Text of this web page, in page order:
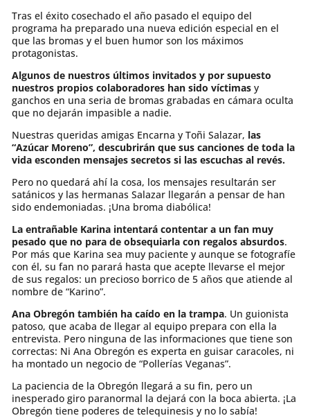
Tras el éxito cosechado el año pasado el equipo del
programa ha preparado una nueva edición especial en el
que las bromas y el buen humor son los máximos
protagonistas.
Algunos de nuestros últimos invitados y por supuesto
nuestros propios colaboradores han sido víctimasy
ganchos en una seria de bromas grabadas en cámara oculta
que no dejarán impasible a nadie.
Nuestras queridas amigas Encarna y Toñi Salazar, las
“Azúcar Moreno”, descubrirán que sus canciones de toda la
vida esconden mensajes secretos si las escuchas al revés.
Pero no quedará ahí la cosa, los mensajes resultarán ser
satánicos y las hermanas Salazar llegarán a pensar de han
sido endemoniadas. ¡Una broma diabólica!
La entrañable Karina intentará contentar a un fan muy
pesado que no para de obsequiarla con regalos absurdos.
Por más que Karina sea muy paciente y aunque se fotografíe
con él, su fan no parará hasta que acepte llevarse el mejor
de sus regalos: un precioso borrico de 5 años que atiende al
nombre de “Karino”.
Ana Obregón también ha caído en la trampa. Un guionista
patoso, que acaba de llegar al equipo prepara con ella la
entrevista. Pero ninguna de las informaciones que tiene son
correctas: Ni Ana Obregón es experta en guisar caracoles, ni
ha montado un negocio de “Pollerías Veganas”.
La paciencia de la Obregón llegará a su fin, pero un
inesperado giro paranormal la dejará con la boca abierta. ¡La
Obregón tiene poderes de telequinesis y no lo sabía!